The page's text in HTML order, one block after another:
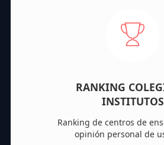
RANKING
INSTITUTOS
Ranking de centros de
opinión personal de